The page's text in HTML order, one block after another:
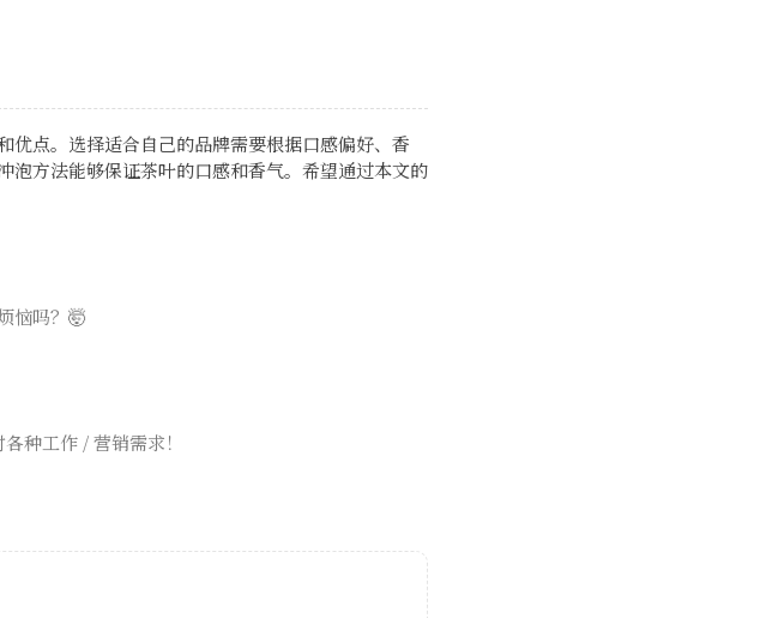
点。选择适合自己的品牌需要根据口感偏好、香
泡方法能够保证茶叶的口感和香气。希望通过本文的
恼吗？🤯
种工作 / 营销需求！